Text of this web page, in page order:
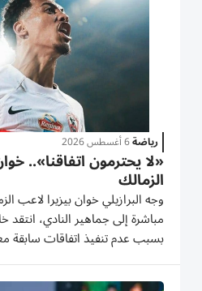
رياضة6 أغسطس 2026
«لا يحترمون اتفاقنا»..
الزمالك
وجه البرازيلي خوان بيزيرا لاعب
مباشرة إلى جماهير النادي، انتقد
بسبب عدم تنفيذ اتفاقات سابقة
للرحيل من أجل الاستمرار
الدوري المصري الموسم الماضي. ونشر